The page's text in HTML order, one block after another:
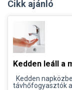
Cikk ajánló
Kedden leáll a
Kedden
távhőfogyasztók a